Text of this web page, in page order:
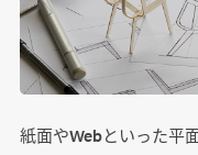
紙面やWebといった平